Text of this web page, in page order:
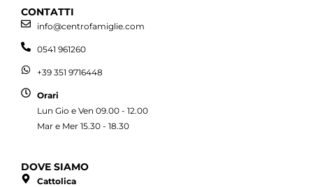
CONTATTI
info@centrofamiglie.com
0541 961260
+39 351 9716448
Orari
Lun Gio e Ven 09.00 - 12.00
Mar e Mer 15.30 - 18.30
DOVE SIAMO
Cattolica